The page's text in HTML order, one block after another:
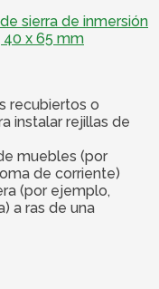
sierra de inmersión
40 x 65 mm
recubiertos o
instalar rejillas de
muebles (por
de corriente)
(por ejemplo,
a ras de una